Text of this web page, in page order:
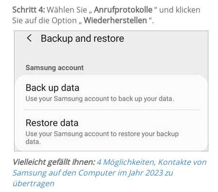
Schritt 4:Wählen Sie „Anrufprotokolle“ und klicken
Sie auf die Option „Wiederherstellen“.
Vielleicht gefällt Ihnen: 4 Möglichkeiten, Kontakte von
Samsung auf den Computer im Jahr 2023 zu
übertragen